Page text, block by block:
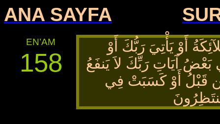
ANA SAYFA
EN’AM
158
أَوْ يَأْتِيَ رَبُّكَ أَوْ
آيَاتِ رَبِّكَ لاَ يَنفَعُ
قَبْلُ أَوْ كَسَبَتْ فِي